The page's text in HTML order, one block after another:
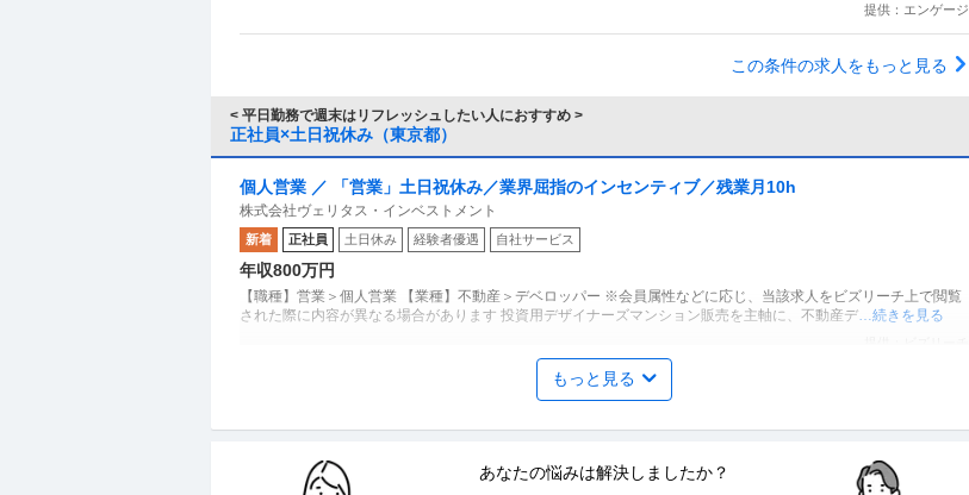
提供：エンゲージ
この条件の求人をもっと見る
< 平日勤務で週末はリフレッシュしたい人におすすめ >
正社員×土日祝休み（東京都）
個人営業 ／ 「営業」土日祝休み／業界屈指のインセンティブ／残業月10h
株式会社ヴェリタス・インベストメント
新着 正社員 土日休み 経験者優遇 自社サービス
年収800万円
【職種】営業＞個人営業 【業種】不動産＞デベロッパー ※会員属性などに応じ、当該求人をビズリーチ上で閲覧
された際に内容が異なる場合があります 投資用デザイナーズマンション販売を主軸に、不動産デ…続きを見る
商品企画 ／ 「商品企画／マーケティングマネージャー」「たべっ子どうぶつ」でお馴染みのお菓
年収800万円〜1,200万円
もっと見る
あなたの悩みは解決しましたか？